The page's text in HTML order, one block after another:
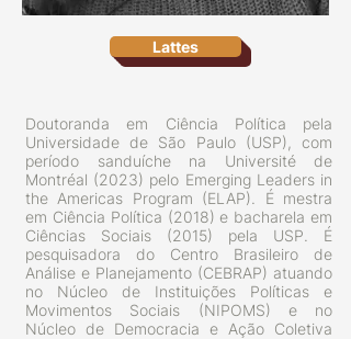
Lattes
Doutoranda em Ciência Política pela
Universidade de São Paulo (USP), com
período sanduíche na Université de
Montréal (2023) pelo Emerging Leaders in
the Americas Program (ELAP). É mestra
em Ciência Política (2018) e bacharela em
Ciências Sociais (2015) pela USP. É
pesquisadora do Centro Brasileiro de
Análise e Planejamento (CEBRAP) atuando
no Núcleo de Instituições Políticas e
Movimentos Sociais (NIPOMS) e no
Núcleo de Democracia e Ação Coletiva